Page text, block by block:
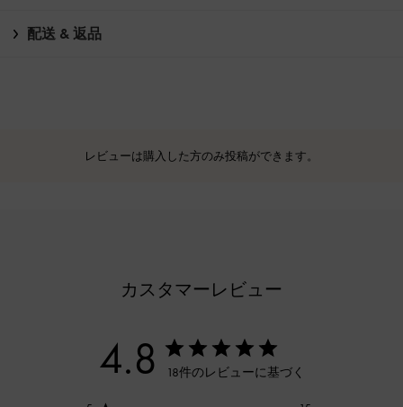
配送 & 返品
レビューは購入した方のみ投稿ができます。
カスタマーレビュー
4.8 18件のレビューに基づく